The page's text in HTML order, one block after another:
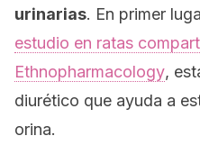
urinarias. En primer
estudio en ratas
Ethnopharmacology,
diurético que ayuda a
orina.